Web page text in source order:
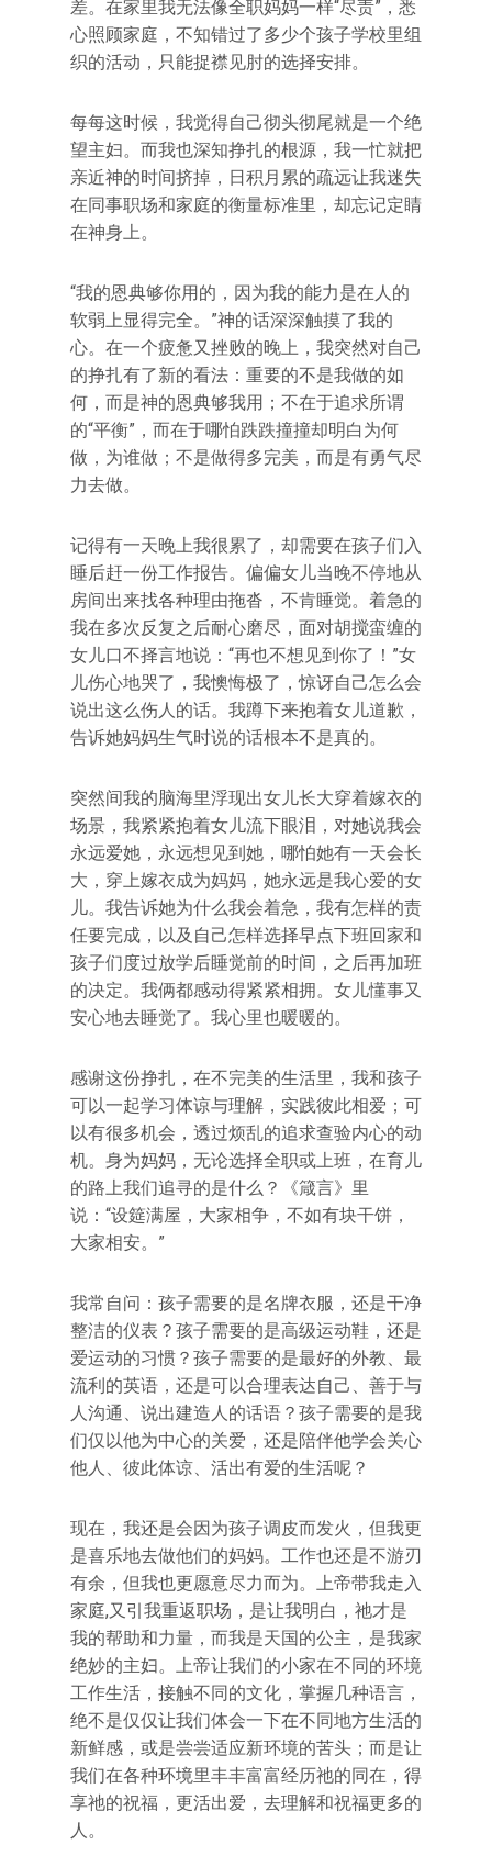
差。在家里我无法像全职妈妈一样“尽责”，悉
心照顾家庭，不知错过了多少个孩子学校里组
织的活动，只能捉襟见肘的选择安排。
每每这时候，我觉得自己彻头彻尾就是一个绝
望主妇。而我也深知挣扎的根源，我一忙就把
亲近神的时间挤掉，日积月累的疏远让我迷失
在同事职场和家庭的衡量标准里，却忘记定睛
在神身上。
“我的恩典够你用的，因为我的能力是在人的
软弱上显得完全。”神的话深深触摸了我的
心。在一个疲惫又挫败的晚上，我突然对自己
的挣扎有了新的看法：重要的不是我做的如
何，而是神的恩典够我用；不在于追求所谓
的“平衡”，而在于哪怕跌跌撞撞却明白为何
做，为谁做；不是做得多完美，而是有勇气尽
力去做。
记得有一天晚上我很累了，却需要在孩子们入
睡后赶一份工作报告。偏偏女儿当晚不停地从
房间出来找各种理由拖沓，不肯睡觉。着急的
我在多次反复之后耐心磨尽，面对胡搅蛮缠的
女儿口不择言地说：“再也不想见到你了！”女
儿伤心地哭了，我懊悔极了，惊讶自己怎么会
说出这么伤人的话。我蹲下来抱着女儿道歉，
告诉她妈妈生气时说的话根本不是真的。
突然间我的脑海里浮现出女儿长大穿着嫁衣的
场景，我紧紧抱着女儿流下眼泪，对她说我会
永远爱她，永远想见到她，哪怕她有一天会长
大，穿上嫁衣成为妈妈，她永远是我心爱的女
儿。我告诉她为什么我会着急，我有怎样的责
任要完成，以及自己怎样选择早点下班回家和
孩子们度过放学后睡觉前的时间，之后再加班
的决定。我俩都感动得紧紧相拥。女儿懂事又
安心地去睡觉了。我心里也暖暖的。
感谢这份挣扎，在不完美的生活里，我和孩子
可以一起学习体谅与理解，实践彼此相爱；可
以有很多机会，透过烦乱的追求查验内心的动
机。身为妈妈，无论选择全职或上班，在育儿
的路上我们追寻的是什么？《箴言》里
说：“设筵满屋，大家相争，不如有块干饼，
大家相安。”
我常自问：孩子需要的是名牌衣服，还是干净
整洁的仪表？孩子需要的是高级运动鞋，还是
爱运动的习惯？孩子需要的是最好的外教、最
流利的英语，还是可以合理表达自己、善于与
人沟通、说出建造人的话语？孩子需要的是我
们仅以他为中心的关爱，还是陪伴他学会关心
他人、彼此体谅、活出有爱的生活呢？
现在，我还是会因为孩子调皮而发火，但我更
是喜乐地去做他们的妈妈。工作也还是不游刃
有余，但我也更愿意尽力而为。上帝带我走入
家庭,又引我重返职场，是让我明白，祂才是
我的帮助和力量，而我是天国的公主，是我家
绝妙的主妇。上帝让我们的小家在不同的环境
工作生活，接触不同的文化，掌握几种语言，
绝不是仅仅让我们体会一下在不同地方生活的
新鲜感，或是尝尝适应新环境的苦头；而是让
我们在各种环境里丰丰富富经历祂的同在，得
享祂的祝福，更活出爱，去理解和祝福更多的
人。